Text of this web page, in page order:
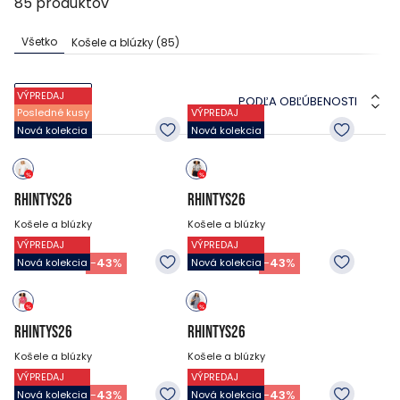
Všetko Košele a blúzky(85)
FILTRE PODĽA OBĽÚBENOSTI
VÝPREDAJ
Posledné kusy
Nová kolekcia
RHINTYS26
Košele a blúzky
34.95EUR
19.95EUR -43%
VÝPREDAJ
Nová kolekcia
RHINTYS26
Košele a blúzky
34.95EUR
19.95EUR -43%
VÝPREDAJ
Nová kolekcia
RHINTYS26
Košele a blúzky
34.95EUR
19.95EUR -43%
VÝPREDAJ
Nová kolekcia
RHINTYS26
Košele a blúzky
34.95EUR
19.95EUR -43%
VÝPREDAJ
Nová kolekcia
VÝPREDAJ
Nová kolekcia